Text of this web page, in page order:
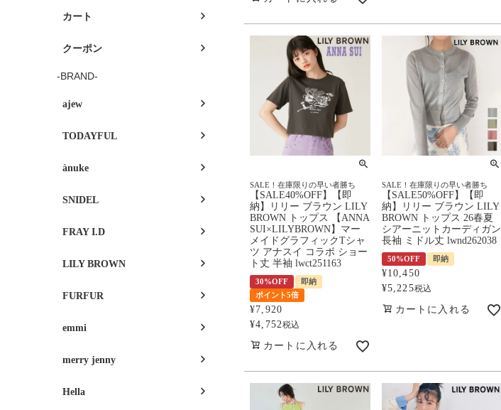
カート
クーポン
-BRAND-
ajew
TODAYFUL
ànuke
SNIDEL
FRAY I.D
LILY BROWN
FURFUR
emmi
merry jenny
Hella
SALE！在庫限りの早い者勝ち
【SALE40%OFF】【即
納】リリー ブラウン LILY
BROWN トップス 【ANNA
SUI×LILYBROWN】マー
メイドグラフィックTシャ
ツ アナスイ コラボ ショー
ト丈 半袖 lwct251163
30%OFF
即納
ポイント5倍
¥7,920
¥4,752税込
カートに入れる
SALE！在庫限りの早い者勝ち
【SALE50%OFF】【即
納】リリー ブラウン LILY
BROWN トップス 26春夏
シアーニットカーディガン
長袖 ミドル丈 lwnd262038
50%OFF 即納
¥10,450
¥5,225税込
カートに入れる